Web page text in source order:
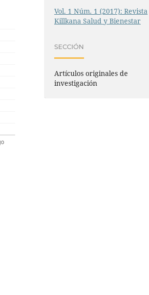
Vol. 1 Núm. 1 (2017): Revista
Killkana Salud y Bienestar
SECCIÓN
Artículos originales de
investigación